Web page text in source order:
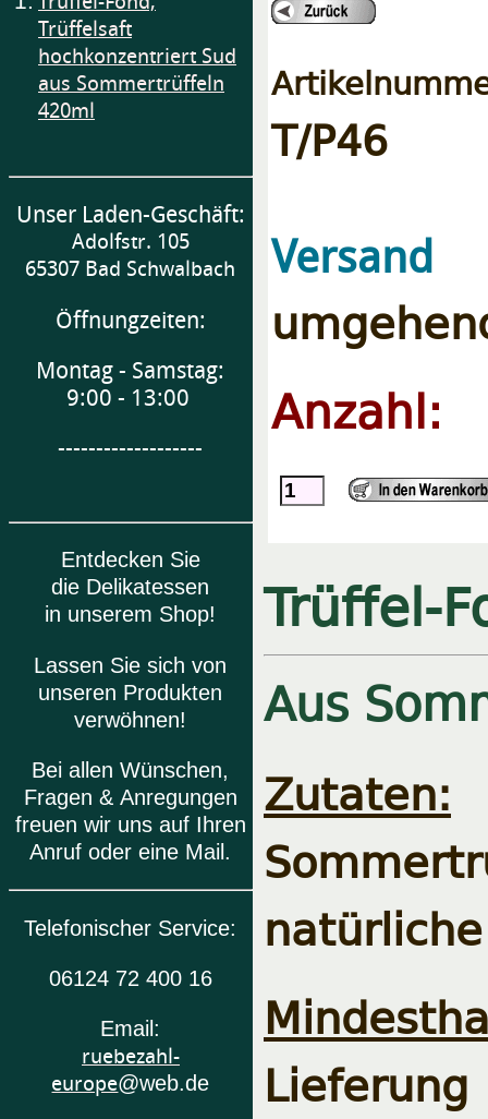
Trüffelsaft
hochkonzentriert Sud
aus Sommertrüffeln
420ml
Unser Laden-Geschäft:
Adolfstr. 105
65307 Bad Schwalbach
Öffnungzeiten:
Montag - Samstag:
9:00 - 13:00
-------------------
Entdecken Sie
die Delikatessen
in unserem Shop!
Lassen Sie sich von
unseren Produkten
verwöhnen!
Bei allen Wünschen,
Fragen & Anregungen
freuen wir uns auf Ihren
Anruf oder eine Mail.
Telefonischer Service:
06124 72 400 16
Email:
ruebezahl-
europe@web.de
T/P46
Versand
Anzahl:
Trüffel-
Aus
Zutaten:
Lieferung